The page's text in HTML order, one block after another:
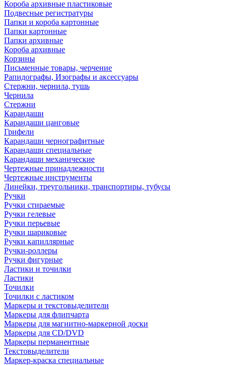
Короба архивные пластиковые
Подвесные регистратуры
Папки и короба картонные
Папки картонные
Папки архивные
Короба архивные
Корзины
Письменные товары, черчение
Рапидографы, Изографы и аксессуары
Стержни, чернила, тушь
Чернила
Стержни
Карандаши
Карандаши цанговые
Грифели
Карандаши чернографитные
Карандаши специальные
Карандаши механические
Чертежные принадлежности
Чертежные инструменты
Линейки, треугольники, транспортиры, тубусы
Ручки
Ручки стираемые
Ручки гелевые
Ручки перьевые
Ручки шариковые
Ручки капиллярные
Ручки-роллеры
Ручки фигурные
Ластики и точилки
Ластики
Точилки
Точилки с ластиком
Маркеры и текстовыделители
Маркеры для флипчарта
Маркеры для магнитно-маркерной доски
Маркеры для CD/DVD
Маркеры перманентные
Текстовыделители
Маркер-краска специальные